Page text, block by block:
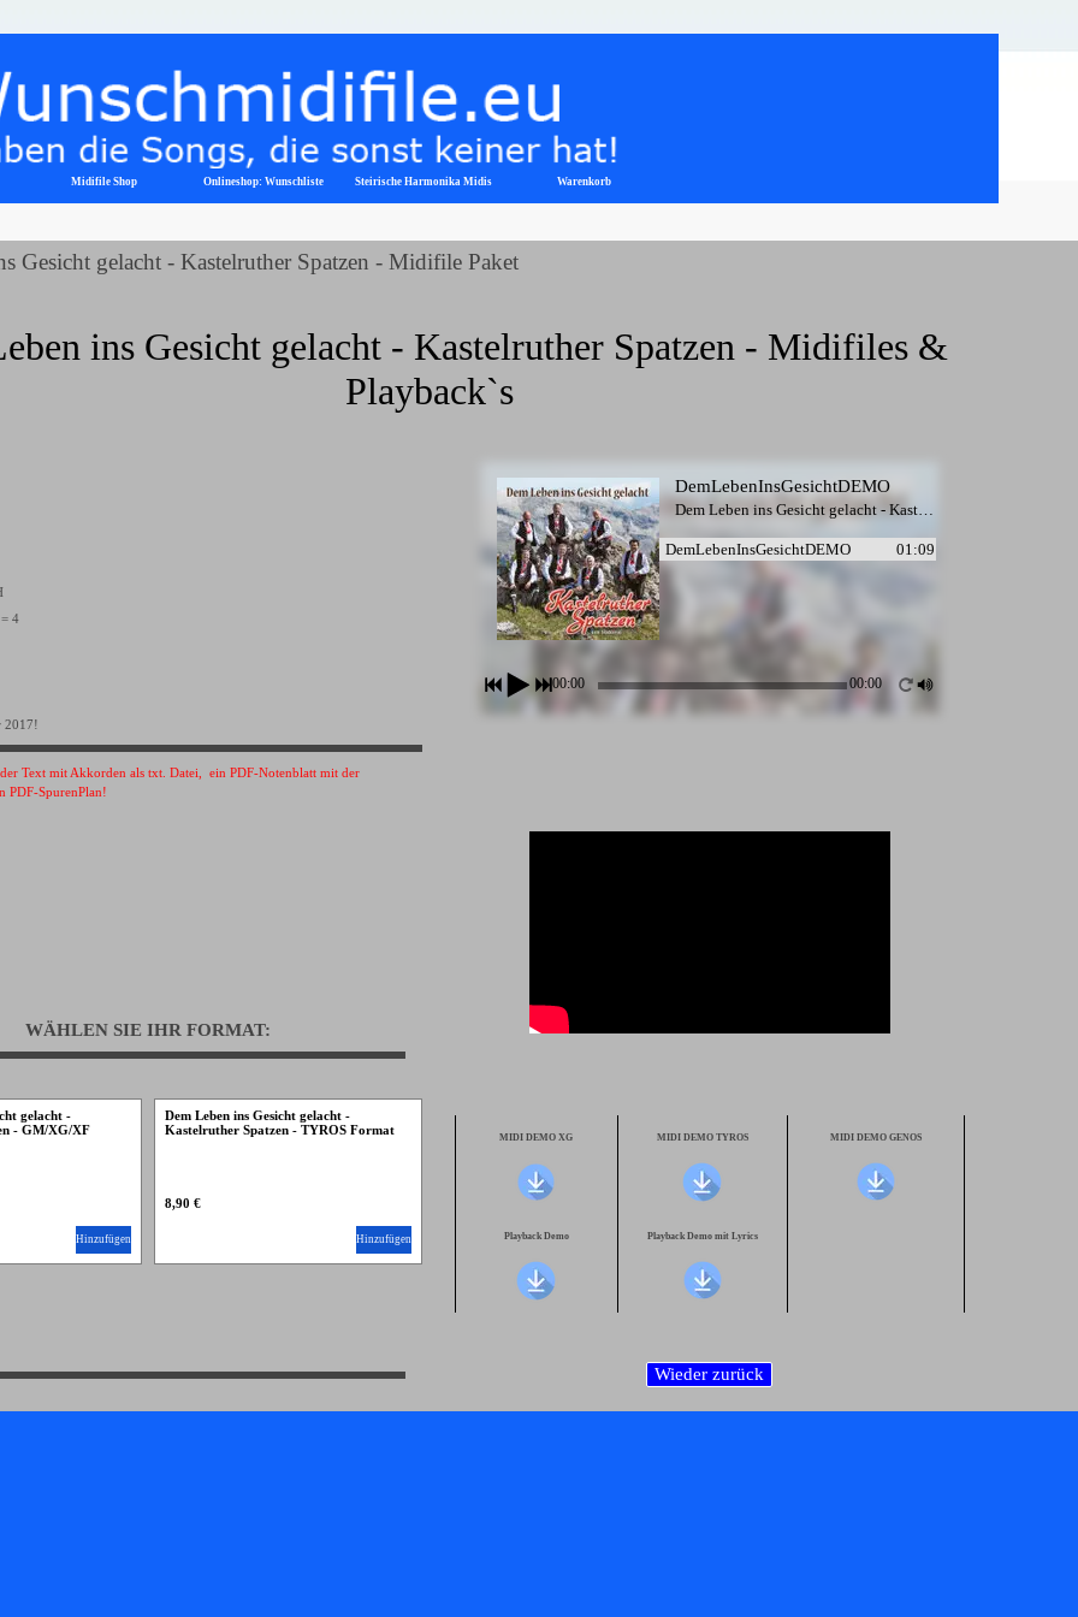
Menü überspringen
Midifile Shop ▼
Onlineshop: Wunschliste Steirische Harmonika Midis ▼
Warenkorb
Gesicht gelacht - Kastelruther Spatzen - Midifile Paket
ins Gesicht gelacht - Kastelruther Spatzen - Midifiles &
Playback`s
DemLebenInsGesichtDEMO
Dem Leben ins Gesicht gelacht - Kastelruther Spatzen
DemLebenInsGesichtDEMO 01:09
00:00 00:00
4
2017!
Text mit Akkorden als txt. Datei, ein PDF-Notenblatt mit der
PDF-SpurenPlan!
WÄHLEN SIE IHR FORMAT:
gelacht -
- GM/XG/XF
Hinzufügen
Dem Leben ins Gesicht gelacht -
Kastelruther Spatzen - TYROS Format
8,90 €
Hinzufügen
MIDI DEMO XG MIDI DEMO TYROS MIDI DEMO GENOS
Playback Demo Playback Demo mit Lyrics